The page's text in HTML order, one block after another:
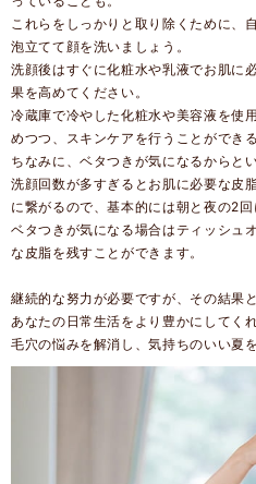
これらをしっかりと取り除くために、
泡立てて顔を洗いましょう。
洗顔後はすぐに化粧水や乳液でお肌に
果を高めてください。
冷蔵庫で冷やした化粧水や美容液を使
めつつ、スキンケアを行うことができ
ちなみに、ベタつきが気になるからと
洗顔回数が多すぎるとお肌に必要な皮
に繋がるので、基本的には朝と夜の2回
ベタつきが気になる場合はティッシュ
な皮脂を残すことができます。
継続的な努力が必要ですが、その結果
あなたの日常生活をより豊かにしてくれ
毛穴の悩みを解消し、気持ちのいい夏